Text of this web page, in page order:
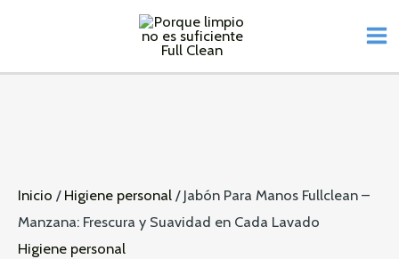
Inicio / Higiene personal / Jabón Para Manos Fullclean –
Manzana: Frescura y Suavidad en Cada Lavado
Higiene personal